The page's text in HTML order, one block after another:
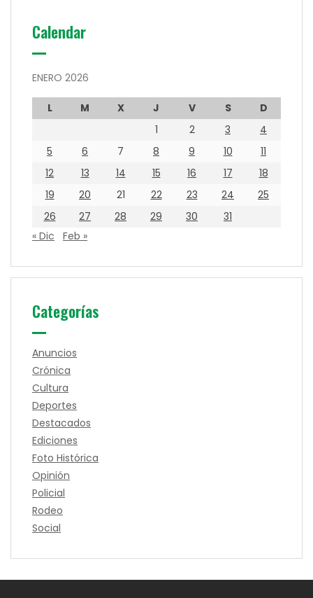
Calendar
ENERO 2026
L M X J V S
D
1
2 3
4
5
6 7 8 9 10
11
12
13 14 15 16 17
18
19
20 21 22 23 24
25
26
27 28 29 30
31
« Dic
Feb »
Categorías
Anuncios
Crónica
Cultura
Deportes
Destacados
Ediciones
Foto Histórica
Opinión
Policial
Rodeo
Social